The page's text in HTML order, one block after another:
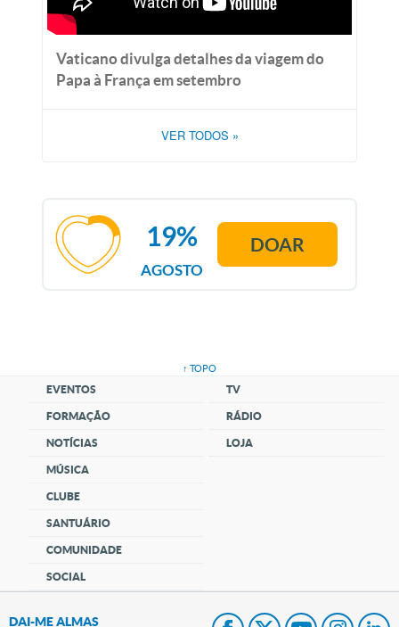
Vaticano divulga detalhes da viagem do
Papa à França em setembro
VER TODOS »
AGOSTO
19% DOAR
↑ TOPO
EVENTOS
FORMAÇÃO
NOTÍCIAS
MÚSICA
CLUBE
SANTUÁRIO
COMUNIDADE
SOCIAL
TV
RÁDIO
LOJA
DAI-ME ALMAS